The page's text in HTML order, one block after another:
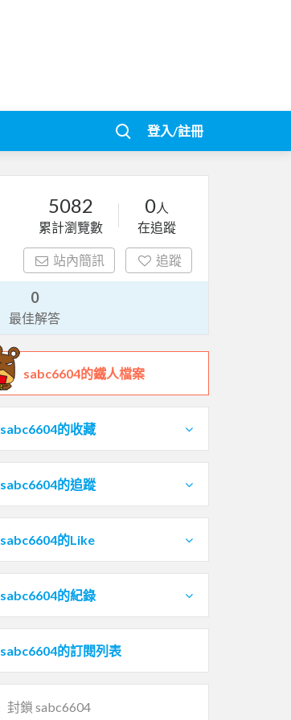
登入/註冊
5082
累計瀏覽數
0人
在追蹤
站內簡訊 追蹤
0
最佳解答
sabc6604的鐵人檔案
sabc6604的收藏
sabc6604的追蹤
sabc6604的Like
sabc6604的紀錄
sabc6604的訂閱列表
封鎖 sabc6604